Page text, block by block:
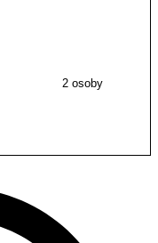
2 osoby